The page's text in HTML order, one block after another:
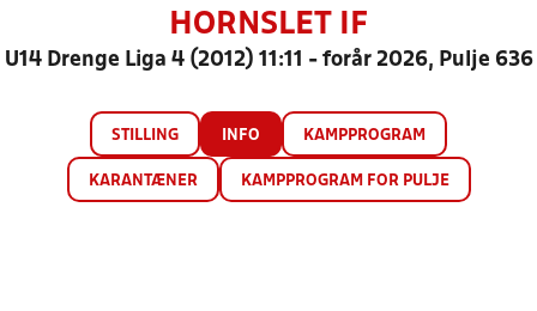
HORNSLET IF
U14 Drenge Liga 4 (2012) 11:11 - forår 2026, Pulje 636
STILLING INFO KAMPPROGRAM
KARANTÆNER KAMPPROGRAM FOR PULJE